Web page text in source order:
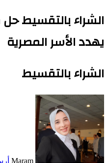
الشراء بالتقسيط
يهدد الأسر المصرية
الشراء بالتقسيط
Maram